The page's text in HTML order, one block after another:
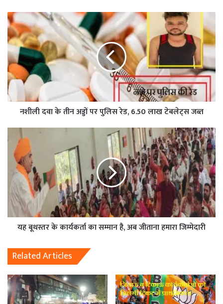
नशीली दवा के तीन अड्डों पर पुलिस रेड, 6.50 लाख टेबलेट्स जब्त
यह बूथस्तर के कार्यकर्ता का सम्मान है, अब जीताना हमारा जिम्मेदारी
Related Articles